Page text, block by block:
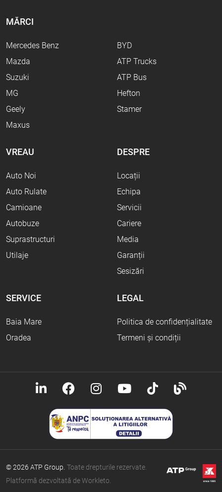
MĂRCI
Mercedes Benz
Mazda
Suzuki
MG
Geely
Maxus
BYD
ATP Trucks
ATP Bus
Hefton
Stamer
VREAU
Auto Noi
Auto Rulate
Camioane
Autobuze
Suprastructuri
Utilaje
DESPRE
Locații
Echipa
Servicii
Cariere
Media
Garanții
Sesizări
SERVICE
Baia Mare
Oradea
LEGAL
Politica de confidențialitate
Termeni și condiții
© 2026 ATP Group. Toate drepturile rezervate.
Platformă dezvoltată de Workleto.